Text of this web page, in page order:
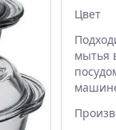
Цвет
мытья